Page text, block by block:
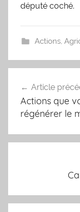
député coché.
Actions,
de
l’article
Article
Actions que
régénérer le